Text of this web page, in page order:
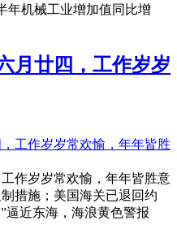
年机械工业增加值同比增
月廿四，工作岁岁
作岁岁常欢愉，年年皆胜意
措施；美国海关已退回约
逼近东海，海浪黄色警报